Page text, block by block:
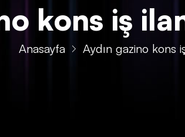
kons iş
Anasayfa Aydın gazino kons